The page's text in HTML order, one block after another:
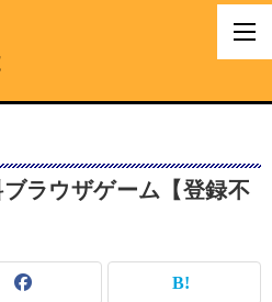
ラウザゲーム【登録不